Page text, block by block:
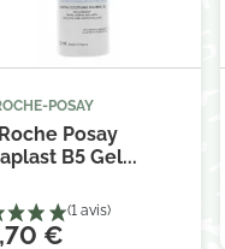
POSAY
Posay
B5 Gel...
€